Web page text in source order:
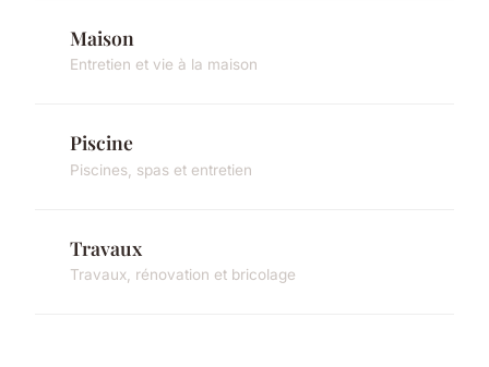
Maison
Entretien et vie à la maison
Piscine
Piscines, spas et entretien
Travaux
Travaux, rénovation et bricolage